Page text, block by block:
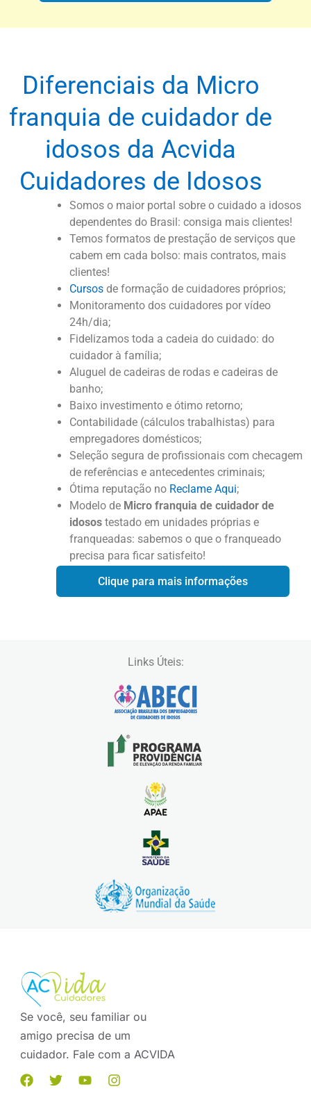
Diferenciais da Micro
franquia de cuidador de
idosos da Acvida
Cuidadores de Idosos
Somos o maior portal sobre o cuidado a idosos
dependentes do Brasil: consiga mais clientes!
Temos formatos de prestação de serviços que
cabem em cada bolso: mais contratos, mais
clientes!
Cursos de formação de cuidadores próprios;
Monitoramento dos cuidadores por vídeo
24h/dia;
Fidelizamos toda a cadeia do cuidado: do
cuidador à família;
Aluguel de cadeiras de rodas e cadeiras de
banho;
Baixo investimento e ótimo retorno;
Contabilidade (cálculos trabalhistas) para
empregadores domésticos;
Seleção segura de profissionais com checagem
de referências e antecedentes criminais;
Ótima reputação no Reclame Aqui;
Modelo de Micro franquia de cuidador de
idosos testado em unidades próprias e
franqueadas: sabemos o que o franqueado
precisa para ficar satisfeito!
Clique para mais informações
Links Úteis:
Se você, seu familiar ou
amigo precisa de um
cuidador. Fale com a ACVIDA